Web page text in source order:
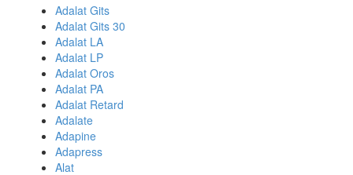
Adalat Gits
Adalat Gits 30
Adalat LA
Adalat LP
Adalat Oros
Adalat PA
Adalat Retard
Adalate
Adapine
Adapress
Alat